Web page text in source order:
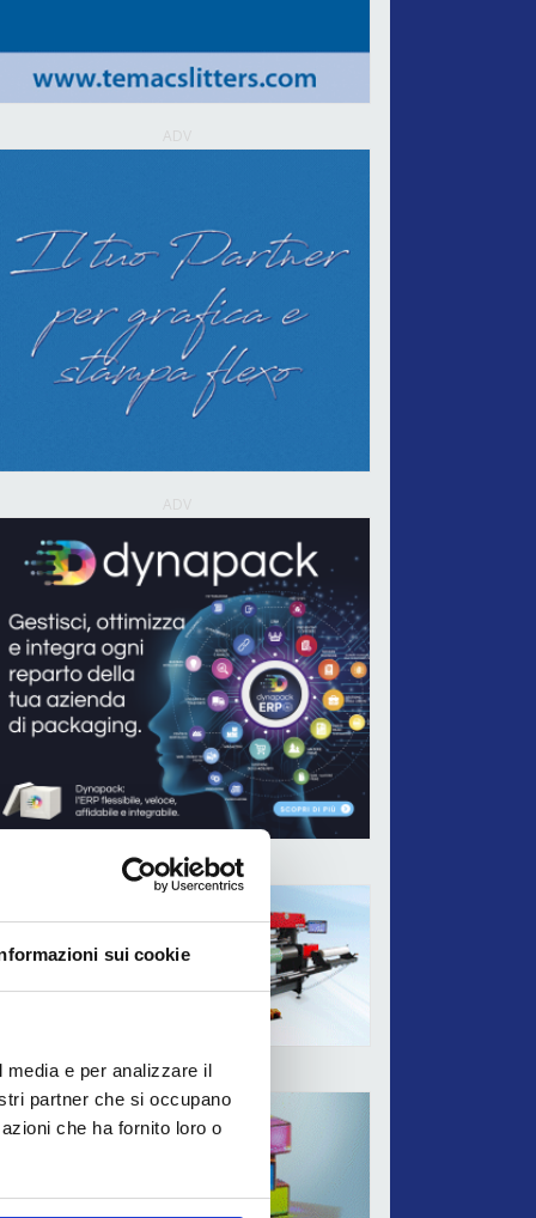
sui cookie
e per analizzare il
partner che si occupano
che ha fornito loro o
ADV
ADV